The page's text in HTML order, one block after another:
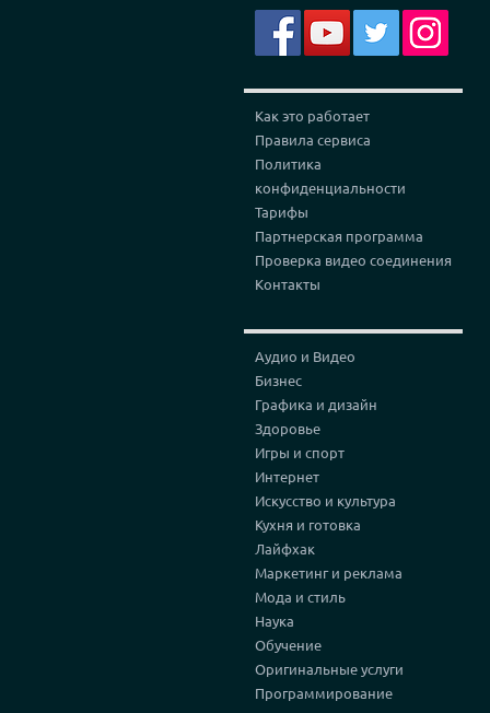
Как это работает
Правила сервиса
Политика
конфиденциальности
Тарифы
Партнерская программа
Проверка видео соединения
Контакты
Аудио и Видео
Бизнес
Графика и дизайн
Здоровье
Игры и спорт
Интернет
Искусство и культура
Кухня и готовка
Лайфхак
Маркетинг и реклама
Мода и стиль
Наука
Обучение
Оригинальные услуги
Программирование